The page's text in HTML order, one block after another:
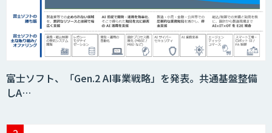
富士ソフト、「Gen.2 AI事業戦略」を発表。共通基盤整備
しA…